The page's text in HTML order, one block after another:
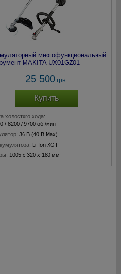
многофункциональный
MAKITA UX01GZ01
25 500 грн.
Купить
холостого хода:
/ 8200 / 9700 об./мин
36 В (40 В Max)
Li-Ion XGT
1005 x 320 x 180 мм
кг